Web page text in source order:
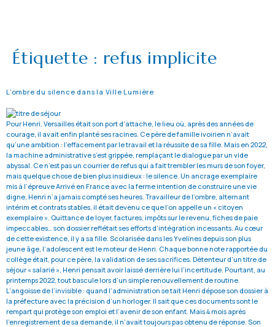
Étiquette : refus implicite
L’ombre du silence dans la Ville Lumière
Pour Henri, Versailles était son port d’attache, le lieu où, après des années de
courage, il avait enfin planté ses racines. Ce père de famille ivoirien n’avait
qu’une ambition : l’effacement par le travail et la réussite de sa fille. Mais en 2022,
la machine administrative s’est grippée, remplaçant le dialogue par un vide
abyssal. Ce n’est pas un courrier de refus qui a fait trembler les murs de son foyer,
mais quelque chose de bien plus insidieux : le silence. Un ancrage exemplaire
mis à l’épreuve Arrivé en France avec la ferme intention de construire une vie
digne, Henri n’a jamais compté ses heures. Travailleur de l’ombre, alternant
intérim et contrats stables, il était devenu ce que l’on appelle un « citoyen
exemplaire ». Quittance de loyer, factures, impôts sur le revenu, fiches de paie
impeccables… son dossier reflétait ses efforts d’intégration incessants. Au cœur
de cette existence, il y a sa fille. Scolarisée dans les Yvelines depuis son plus
jeune âge, l’adolescent est le moteur de Henri. Chaque bonne note rapportée du
collège était, pour ce père, la validation de ses sacrifices. Détenteur d’un titre de
séjour « salarié », Henri pensait avoir laissé derrière lui l’incertitude. Pourtant, au
printemps 2022, tout bascule lors d’un simple renouvellement de routine.
L’angoisse de l’invisible : quand l’administration se tait Henri dépose son dossier à
la préfecture avec la précision d’un horloger. Il sait que ces documents sont le
rempart qui protège son emploi et l’avenir de son enfant. Mais 4 mois après
l’enregistrement de sa demande, il n’avait toujours pas obtenu de réponse. Son